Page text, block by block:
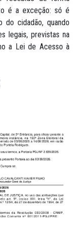
é a exceção: só é
do cidadão, quando
legais, previstas na
a Lei de Acesso à